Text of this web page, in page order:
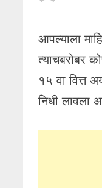
आपल्याला
त्याचबरोबर
१५ वा वित्त
निधी लावला